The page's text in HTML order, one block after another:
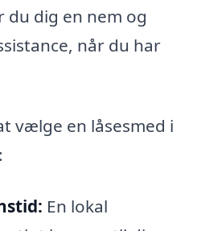
dig en nem og
når du har
vælge en låsesmed i
En lokal